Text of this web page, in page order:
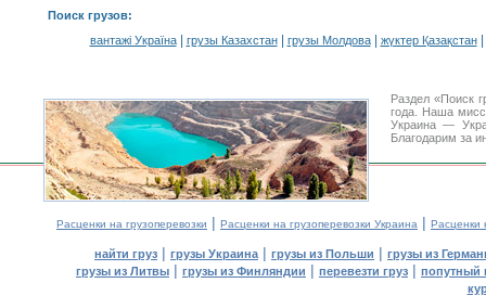
Поиск грузов:
вантажі Україна| грузы Казахстан| грузы Молдова| жүктер Қазақстан|
Раздел «Поиск
года. Наша
Украина —
Благодарим за
Расценки на грузоперевозки | Расценки на грузоперевозки Украина | Расценки
найти груз | грузы Украина | грузы из Польши | грузы из
грузы из Литвы | грузы из Финляндии | перевезти груз | попутный